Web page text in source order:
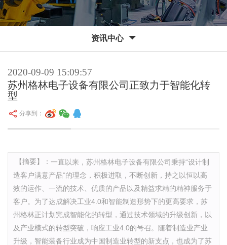
资讯中心
2020-09-09 15:09:57
苏州格林电子设备有限公司正致力于智能化转
型
分享到：
【摘要】： 一直以来，苏州格林电子设备有限公司秉持“设计制
造客户满意产品”的理念，积极进取，不断创新，持之以恒以高
效的运作、一流的技术、优质的产品以及精益求精的精神服务于
客户。为了达成解决工业4.0和智能制造形势下的更高要求，苏
州格林正计划完成智能化的转型，通过技术领域的升级创新，以
及产业模式的转型突破，响应工业4.0的号召。随着制造业产业
升级，智能装备行业成为中国制造业转型的新支点，也成为了苏